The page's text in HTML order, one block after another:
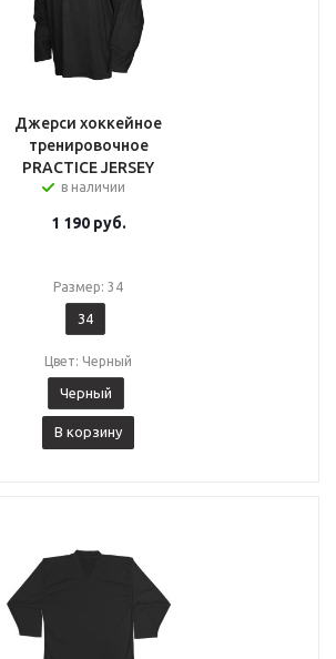
Джерси хоккейное
тренировочное
PRACTICE JERSEY
в наличии
1 190руб.
Размер: 34
34
Цвет: Черный
Черный
В корзину